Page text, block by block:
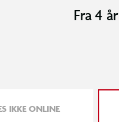
Fra 4 år
IKKE ONLINE